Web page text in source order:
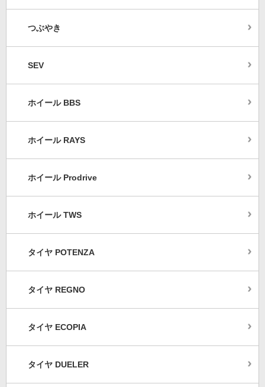
つぶやき
SEV
ホイール BBS
ホイール RAYS
ホイール Prodrive
ホイール TWS
タイヤ POTENZA
タイヤ REGNO
タイヤ ECOPIA
タイヤ DUELER